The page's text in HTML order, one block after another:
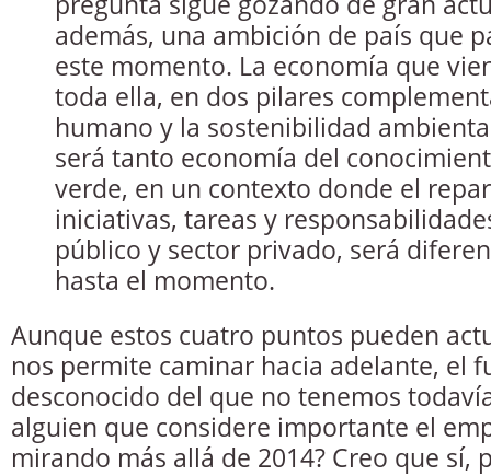
además, una ambición de país que
este momento. La economía que
toda ella, en dos pilares
humano y la sostenibilidad
será tanto economía del
verde, en un contexto donde el
iniciativas, tareas y
público y sector privado, será
hasta el momento.
Aunque estos cuatro puntos pueden
nos permite caminar hacia adelante, el
desconocido del que no tenemos
alguien que considere importante el
mirando más allá de 2014? Creo que sí,